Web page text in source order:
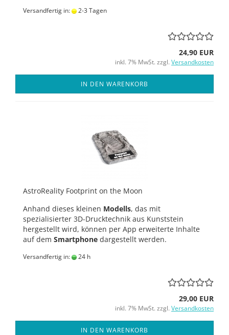
Versandfertig in: 2-3 Tagen
24,90 EUR
inkl. 7% MwSt. zzgl. Versandkosten
IN DEN WARENKORB
AstroReality Footprint on the Moon
Anhand dieses kleinen Modells, das mit
spezialisierter 3D-Drucktechnik aus Kunststein
hergestellt wird, können per App erweiterte Inhalte
auf dem Smartphone dargestellt werden.
Versandfertig in: 24 h
29,00 EUR
inkl. 7% MwSt. zzgl. Versandkosten
IN DEN WARENKORB